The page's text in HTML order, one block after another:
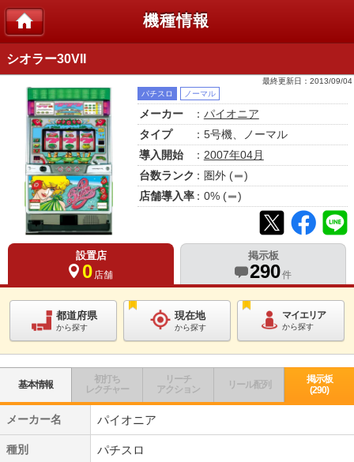
機種情報
シオラー30VII
最終更新日： 2013/09/04
パチスロ
ノーマル
メーカー ： パイオニア
タイプ
：5号機、ノーマル
導入開始
： 2007年04月
台数ランク： 圏外(
)
店舗導入率： 0% ( )
設置店
0 店舗
掲示板
290件
都道府県
から探す
現在地
から探す
マイエリア
から探す
基本情報
初打ち
レクチャー
リーチ
アクション
リール配列
掲示板
(290)
メーカー名 パイオニア
種別 パチスロ